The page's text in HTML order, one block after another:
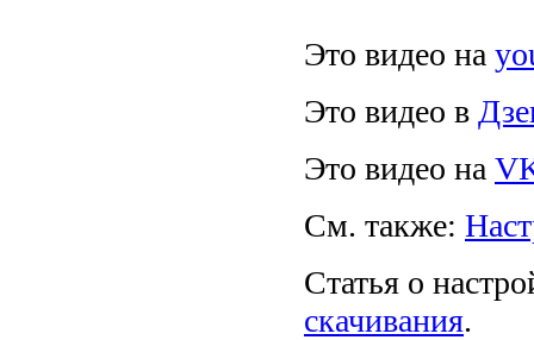
Это видео на
Это видео в
Это видео на
См. также:
Статья о
скачивания.